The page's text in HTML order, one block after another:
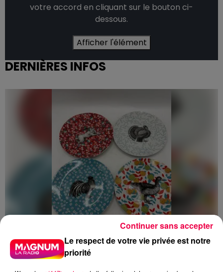
votre accord en cliquant sur le bouton ci-
dessous.
Afficher l'élément
DERNIÈRES INFOS
5 août 2026
Des assiettes Linvosges rappelées pour
Le respect de votre vie privée est notre
priorité
Continuer sans accepter